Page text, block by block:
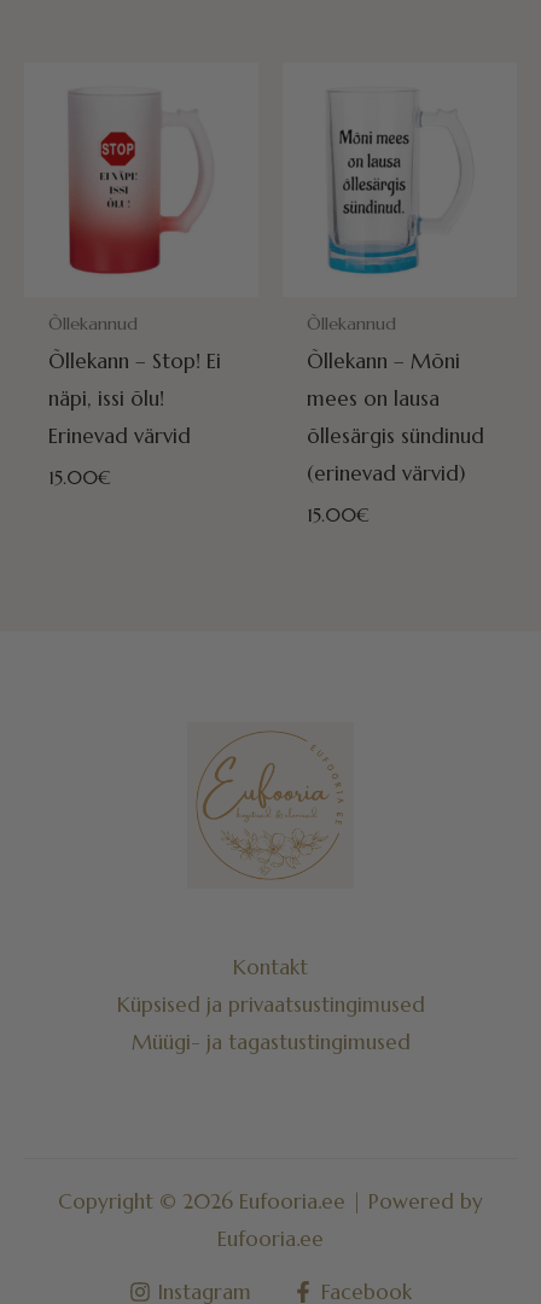
POSTITAMISEKS VALMIS HOMME!
Õllekannud
Õllekann – Stop! Ei
näpi, issi õlu!
Erinevad värvid
15.00€
POSTITAMISEKS VALMIS
Õllekannud
Õllekann – Mõni
mees on lausa
õllesärgis sündinud
(erinevad värvid)
15.00€
Kontakt
Küpsised ja privaatsustingimused
Müügi- ja tagastustingimused
Copyright © 2026 Eufooria.ee | Powered by
Eufooria.ee
Instagram
Facebook